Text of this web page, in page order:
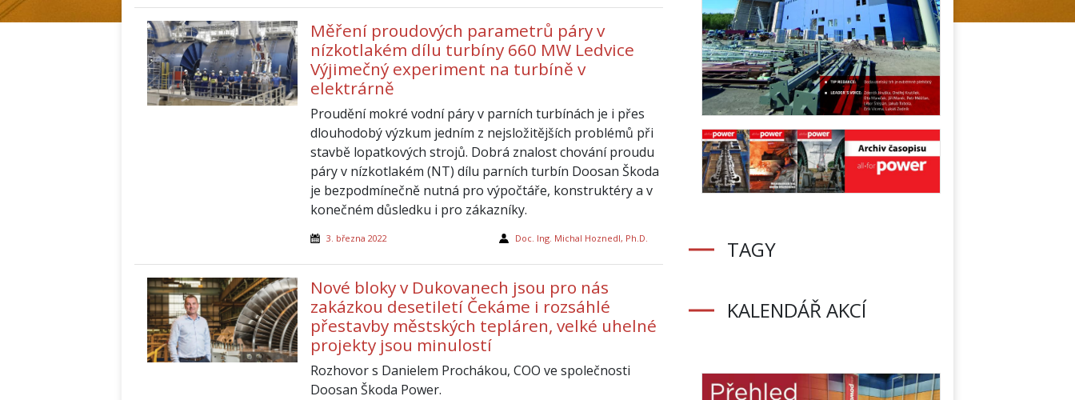
Měření proudových parametrů páry v
nízkotlakém dílu turbíny 660 MW Ledvice
Výjimečný experiment na turbíně v
elektrárně
Proudění mokré vodní páry v parních turbínách je i přes
dlouhodobý výzkum jedním z nejsložitějších problémů při
stavbě lopatkových strojů. Dobrá znalost chování proudu
páry v nízkotlakém (NT) dílu parních turbín Doosan Škoda
je bezpodmínečně nutná pro výpočtáře, konstruktéry a v
konečném důsledku i pro zákazníky.
3. března 2022 Doc. Ing. Michal Hoznedl, Ph.D.
Nové bloky v Dukovanech jsou pro nás
zakázkou desetiletí Čekáme i rozsáhlé
přestavby městských tepláren, velké uhelné
projekty jsou minulostí
Rozhovor s Danielem Prochákou, COO ve společnosti
Doosan Škoda Power.
TAGY
KALENDÁŘ AKCÍ